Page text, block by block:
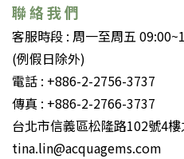
聯 絡 我 們
客服時段 : 周一至周五
(例假日除外)
電話 : +886-2-2756-3737
傳真 : +886-2-2766-3737
台北市信義區松隆路102號4樓
tina.lin@acquagems.com